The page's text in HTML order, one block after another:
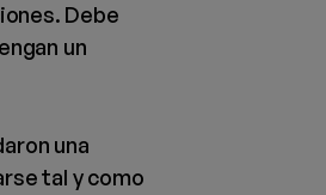
Debe
un
una
tal y como